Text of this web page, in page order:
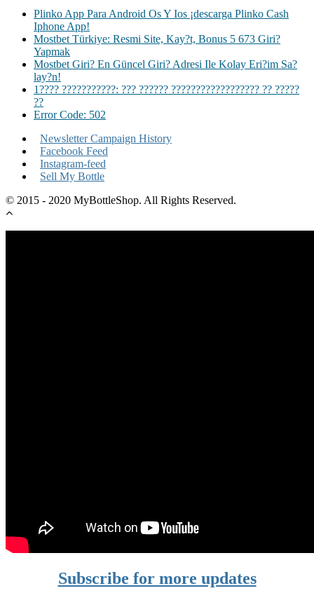
Plinko App Para Android Os Y Ios ¡descarga Plinko Cash
Iphone App!
Mostbet Türkiye: Resmi Site, Kay?t, Bonus 5 673 Giri?
Yapmak
Mostbet Giri? En Güncel Giri? Adresi Ile Kolay Eri?im Sa?
lay?n!
1???? ???????????: ??? ?????? ?????????????????? ?? ?????
??
Error Code: 502
Newsletter Campaign History
Facebook Feed
Instagram-feed
Sell My Bottle
© 2015 - 2020 MyBottleShop. All Rights Reserved.
Subscribe for more updates